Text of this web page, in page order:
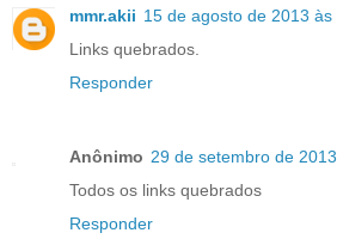
mmr.akii 15 de agosto de 2013 às
Links quebrados.
Responder
Anônimo 29 de setembro de
Todos os links quebrados
Responder